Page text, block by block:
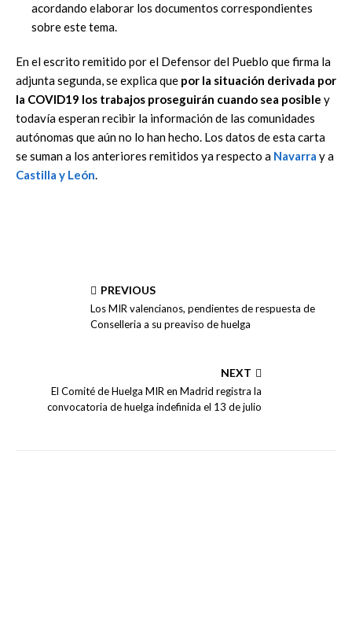
acordando elaborar los documentos correspondientes
sobre este tema.
En el escrito remitido por el Defensor del Pueblo que firma la
adjunta segunda, se explica que por la situación derivada por
la COVID19 los trabajos proseguirán cuando sea posible y
todavía esperan recibir la información de las comunidades
autónomas que aún no lo han hecho. Los datos de esta carta
se suman a los anteriores remitidos ya respecto a Navarra y a
Castilla y León.
PREVIOUS
Los MIR valencianos, pendientes de respuesta de
Conselleria a su preaviso de huelga
NEXT
El Comité de Huelga MIR en Madrid registra la
convocatoria de huelga indefinida el 13 de julio